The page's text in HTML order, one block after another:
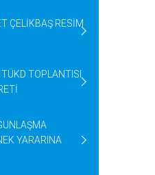
ÇELİKBAŞ RESİM
TOPLANTISI
YARARINA